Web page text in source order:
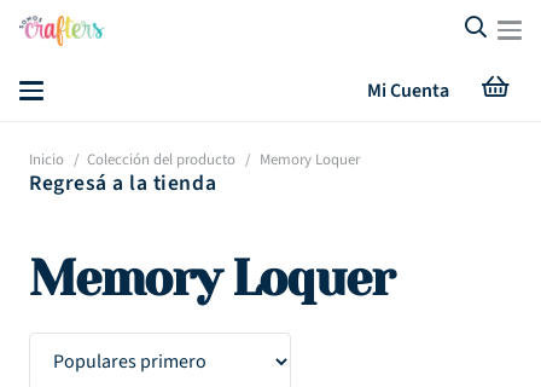
Mi Cuenta
Inicio / Colección del producto / Memory Loquer
Regresá a la tienda
Memory Loquer